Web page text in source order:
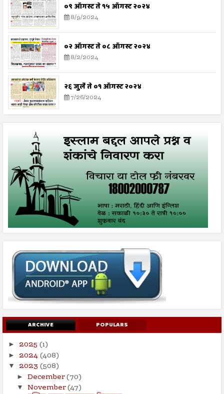
०९ ऑगस्ट ते १५ ऑगस्ट २०२४
8/9/2024
०२ ऑगस्ट ते ०८ ऑगस्ट २०२४
8/2/2024
२६ जुलै ते ०१ ऑगस्ट २०२४
7/26/2024
ARCHIVE POPULARS
► 2025 (1)
► 2024(408)
▼ 2023 (508)
► December(70)
▼ November(47)